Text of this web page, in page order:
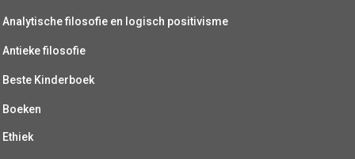
Analytische filosofie en logisch positivisme
Antieke filosofie
Beste Kinderboek
Boeken
Ethiek